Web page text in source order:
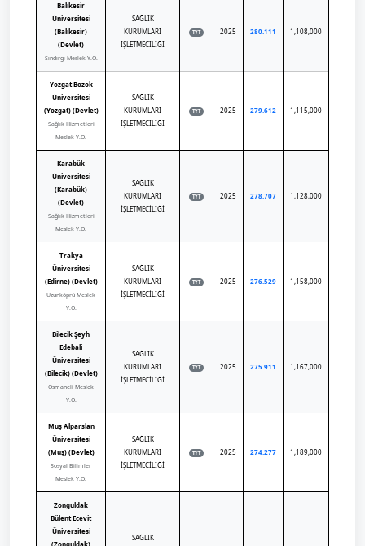
Balıkesir
Üniversitesi
(Balıkesir)
(Devlet)
Sındırgı Meslek Y.O.
SAĞLIK
KURUMLARI
İŞLETMECİLİĞİ
TYT 2025 280.111 1,108,000
Yozgat Bozok
Üniversitesi
(Yozgat) (Devlet)
Sağlık Hizmetleri
Meslek Y.O.
SAĞLIK
KURUMLARI
İŞLETMECİLİĞİ
TYT 2025 279.612 1,115,000
Karabük
Üniversitesi
(Karabük)
(Devlet)
Sağlık Hizmetleri
Meslek Y.O.
SAĞLIK
KURUMLARI
İŞLETMECİLİĞİ
TYT 2025 278.707 1,128,000
Trakya
Üniversitesi
(Edirne) (Devlet)
Uzunköprü Meslek
Y.O.
SAĞLIK
KURUMLARI
İŞLETMECİLİĞİ
TYT 2025 276.529 1,158,000
Bilecik Şeyh
Edebali
Üniversitesi
(Bilecik) (Devlet)
Osmaneli Meslek
Y.O.
SAĞLIK
KURUMLARI
İŞLETMECİLİĞİ
TYT 2025 275.911 1,167,000
Muş Alparslan
Üniversitesi
(Muş) (Devlet)
Sosyal Bilimler
Meslek Y.O.
SAĞLIK
KURUMLARI
İŞLETMECİLİĞİ
TYT 2025 274.277 1,189,000
Zonguldak
Bülent Ecevit
Üniversitesi
(Zonguldak)
SAĞLIK